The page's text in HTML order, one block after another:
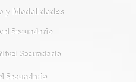
y Modalidades
Secundario
Secundario
Secundario